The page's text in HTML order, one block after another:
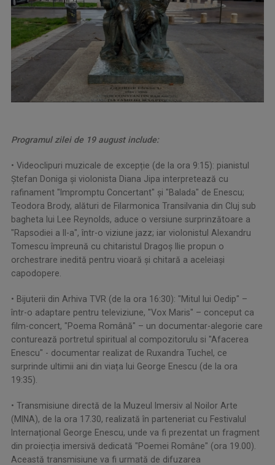
Programul zilei de 19 august include:
• Videoclipuri muzicale de excepție (de la ora 9:15): pianistul
Ștefan Doniga și violonista Diana Jipa interpretează cu
rafinament "Impromptu Concertant" și "Balada" de Enescu;
Teodora Brody, alături de Filarmonica Transilvania din Cluj sub
bagheta lui Lee Reynolds, aduce o versiune surprinzătoare a
"Rapsodiei a II-a", într-o viziune jazz; iar violonistul Alexandru
Tomescu împreună cu chitaristul Dragoș Ilie propun o
orchestrare inedită pentru vioară și chitară a aceleiași
capodopere.
• Bijuterii din Arhiva TVR (de la ora 16:30): "Mitul lui Oedip" –
într-o adaptare pentru televiziune, "Vox Maris" – conceput ca
film-concert, "Poema Română" – un documentar-alegorie care
conturează portretul spiritual al compozitorulu si "Afacerea
Enescu" - documentar realizat de Ruxandra Tuchel, ce
surprinde ultimii ani din viața lui George Enescu (de la ora
19:35).
• Transmisiune directă de la Muzeul Imersiv al Noilor Arte
(MINA), de la ora 17.30, realizată în parteneriat cu Festivalul
Internațional George Enescu, unde va fi prezentat un fragment
din proiecția imersivă dedicată "Poemei Române" (ora 19.00).
Această transmisiune va fi urmată de difuzarea